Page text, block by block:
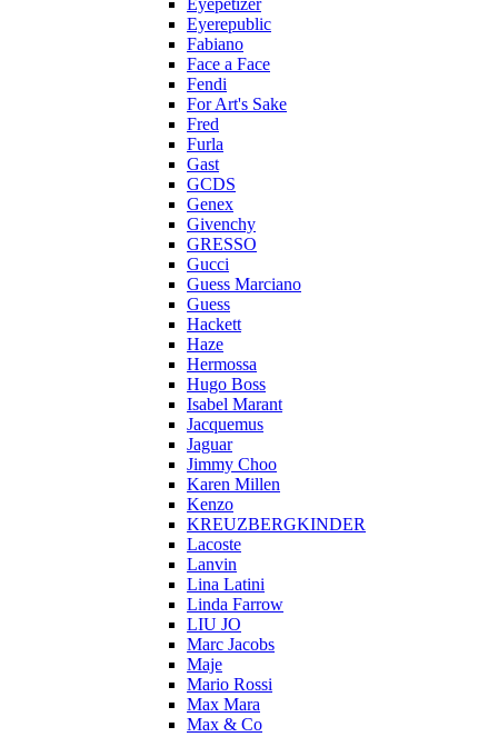
Eyepetizer
Eyerepublic
Fabiano
Face a Face
Fendi
For Art's Sake
Fred
Furla
Gast
GCDS
Genex
Givenchy
GRESSO
Gucci
Guess Marciano
Guess
Hackett
Haze
Hermossa
Hugo Boss
Isabel Marant
Jacquemus
Jaguar
Jimmy Choo
Karen Millen
Kenzo
KREUZBERGKINDER
Lacoste
Lanvin
Lina Latini
Linda Farrow
LIU JO
Marc Jacobs
Maje
Mario Rossi
Max Mara
Max & Co